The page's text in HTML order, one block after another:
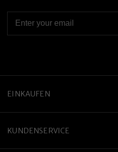
EINKAUFEN
KUNDENSERVICE